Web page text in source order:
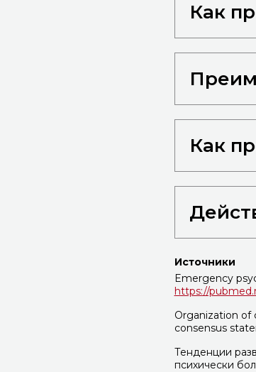
Как
Как
Источники
Emergency
https://
Organization of
consensus
Тенденции
психически